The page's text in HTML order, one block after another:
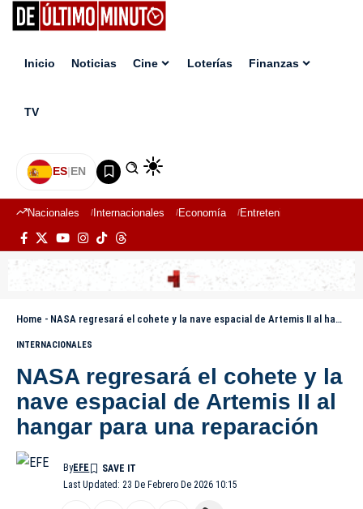
Inicio Noticias Cine Loterías Finanzas
TV
ES|EN
Nacionales Internacionales Economía Entretenimiento
Home - NASA regresará el cohete y la nave espacial de Artemis II al hangar para una reparación
INTERNACIONALES
NASA regresará el cohete y la
nave espacial de Artemis II al
hangar para una reparación
Last Updated: 23 De Febrero De 2026 10:15
ByEFE